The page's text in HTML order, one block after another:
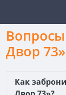
Двор 73»
Как